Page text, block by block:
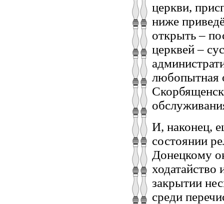
церкви,
ниже
открыть –
церквей –
любопытная
И, наконец,
состоянии
Донецкому
закрытии
среди